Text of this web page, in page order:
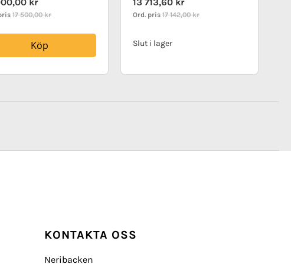
17 500,00 kr
Köp
Price
Ord. pris 17 142,00 kr
Slut i lager
KONTAKTA OSS
Neribacken